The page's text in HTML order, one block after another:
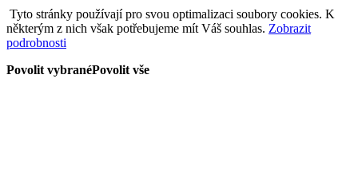
Tyto stránky používají pro svou optimalizaci soubory cookies. K
některým z nich však potřebujeme mít Váš souhlas. Zobrazit
podrobnosti
Povolit vybranéPovolit vše